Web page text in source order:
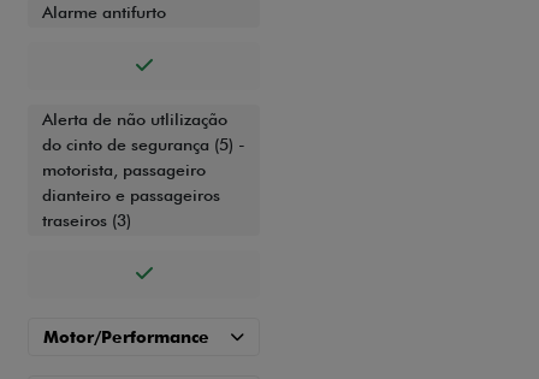
Alarme antifurto
Alerta de não utlilização
do cinto de segurança (5) -
motorista, passageiro
dianteiro e passageiros
traseiros (3)
Motor/Performance